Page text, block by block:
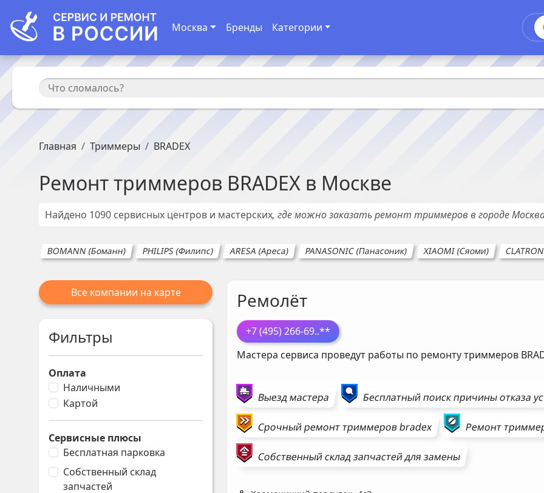
Москва Бренды Категории
Главная Триммеры BRADEX
Ремонттриммеров BRADEX в Москве
Найдено 1090 сервисных центров и мастерских, где можно заказать ремонт триммеров в городе
BOMANN (Боманн) PHILIPS (Филипс) ARESA (Ареса) PANASONIC (Панасоник) XIAOMI (Сяоми)
Все компании на карте
Фильтры
Оплата
Наличными
Картой
Сервисные плюсы
Бесплатная парковка
Собственный склад
запчастей
Ремолёт
+7 (495) 266-69..**
Мастера сервиса проведут работы по ремонту триммеров
Выезд мастера Бесплатный поиск причины отказа
Срочный ремонттриммеровbradex Ремонт
Собственный склад запчастей для замены